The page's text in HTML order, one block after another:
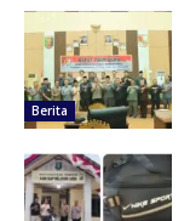
Berita